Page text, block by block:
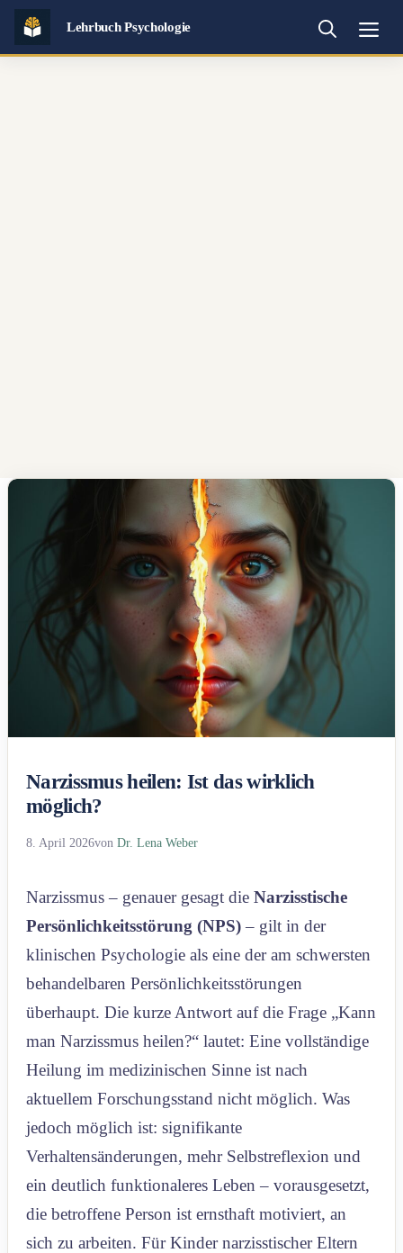
Zum
Inhalt
Lehrbuch Psychologie
Narzissmus heilen: Ist das wirklich
möglich?
8. April 2026von Dr. Lena Weber
Narzissmus – genauer gesagt die Narzisstische
Persönlichkeitsstörung (NPS) – gilt in der
klinischen Psychologie als eine der am schwersten
behandelbaren Persönlichkeitsstörungen
überhaupt. Die kurze Antwort auf die Frage „Kann
man Narzissmus heilen?“ lautet: Eine vollständige
Heilung im medizinischen Sinne ist nach
aktuellem Forschungsstand nicht möglich. Was
jedoch möglich ist: signifikante
Verhaltensänderungen, mehr Selbstreflexion und
ein deutlich funktionaleres Leben – vorausgesetzt,
die betroffene Person ist ernsthaft motiviert, an
sich zu arbeiten. Für Kinder narzisstischer Eltern